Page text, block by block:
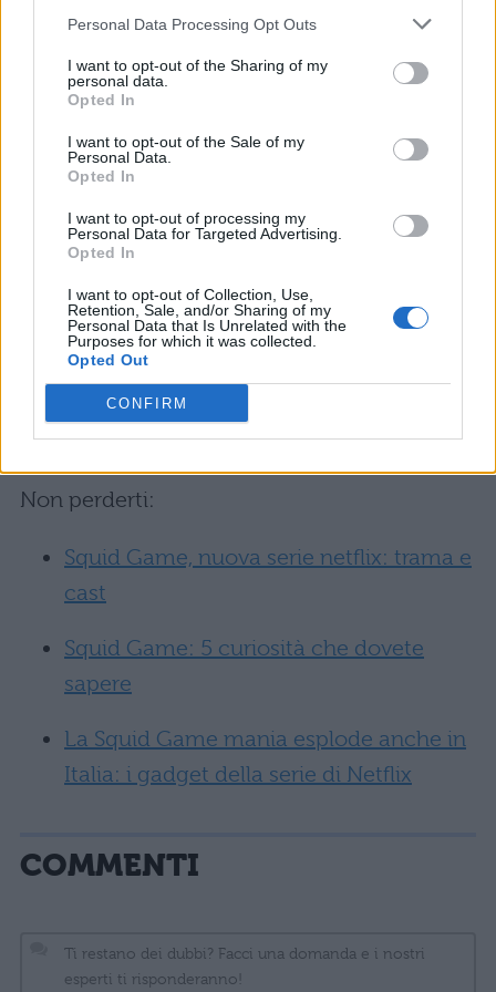
Personal Data Processing Opt Outs
I want to opt-out of the Sharing of my
personal data.
Opted In
I want to opt-out of the Sale of my
Personal Data.
Opted In
I want to opt-out of processing my
Personal Data for Targeted Advertising.
Opted In
I want to opt-out of Collection, Use,
Retention, Sale, and/or Sharing of my
Personal Data that Is Unrelated with the
Purposes for which it was collected.
Opted Out
CONFIRM
alla vita. Nulla di più. Questo costume non
con un triangolo, un cerchio o un quadrato
portano sempre dietro delle armi
abbastanza ingombranti.
travestirti da guardia di Squid Game
da ginnastica, purché dotata di un
cappuccio). In quanto alla maschera, opta
per una da scherma sulla quale applicare il
tuo triangolo (o altra forma) facilmente con
Non perderti:
Squid Game, nuova serie netflix: trama e
cast
Squid Game: 5 curiosità che dovete
sapere
La Squid Game mania esplode anche in
Italia: i gadget della serie di Netflix
COMMENTI